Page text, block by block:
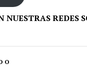
NUESTRAS REDES